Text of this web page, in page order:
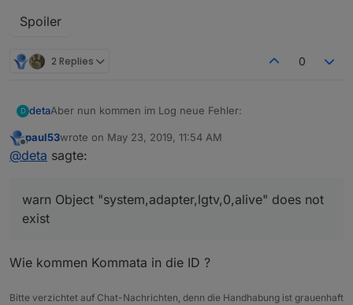
Spoiler
2 Replies 0
D detaAber nun kommen im Log neue Fehler:
Spoiler
Offline
paul53wrote on May 23, 2019, 11:54 AM
last edited by
@deta sagte:
warn Object "system,adapter,lgtv,0,alive" does not
exist
Wie kommen Kommata in die ID ?
Bitte verzichtet auf Chat-Nachrichten, denn die Handhabung ist grauenhaft